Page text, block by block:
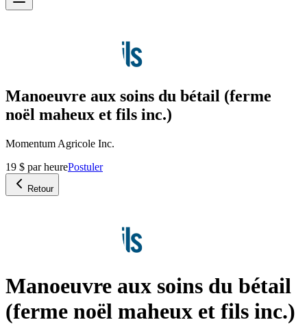
Manoeuvre aux soins du bétail (ferme
noël maheux et fils inc.)
Momentum Agricole Inc.
19 $ par heurePostuler
Retour
Manoeuvre aux soins du bétail
(ferme noël maheux et fils inc.)